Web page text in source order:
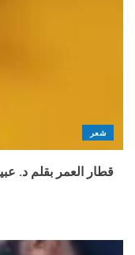
شعر
قطار العمر بقلم د.